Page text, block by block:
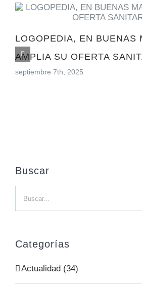
LOGOPEDIA, EN BUENAS
AMPLIA SU OFERTA
septiembre 7th, 2025
Buscar
Buscar:
Categorías
Actualidad (34)